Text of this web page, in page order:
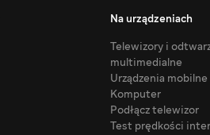
Na urządzeniach
Telewizory i
multimedialne
Urządzenia mobilne
Komputer
Podłącz telewizor
Test prędkości